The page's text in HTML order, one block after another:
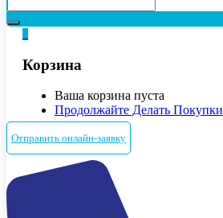
Корзина
Ваша корзина пуста
Продолжайте Делать Покупки
Отправить онлайн-заявку